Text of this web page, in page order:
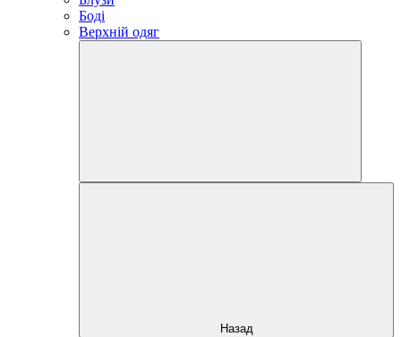
Боді
Верхній одяг
Назад